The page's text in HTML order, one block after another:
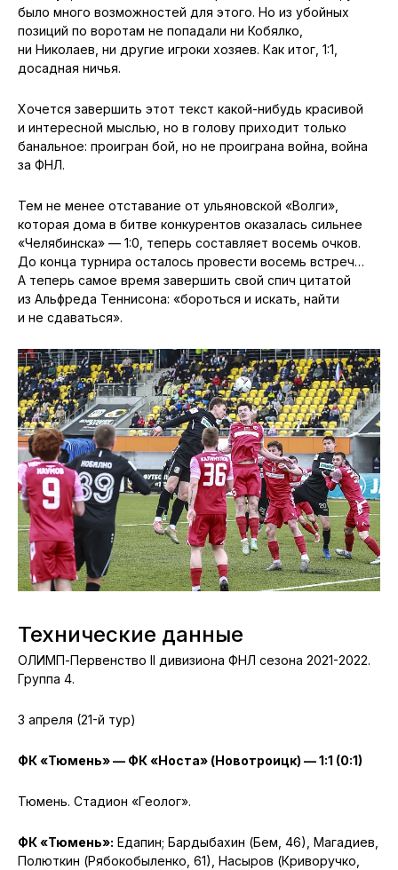
было много возможностей для этого. Но из убойных
позиций по воротам не попадали ни Кобялко,
ни Николаев, ни другие игроки хозяев. Как итог, 1:1,
досадная ничья.
Хочется завершить этот текст какой-нибудь красивой
и интересной мыслью, но в голову приходит только
банальное: проигран бой, но не проиграна война, война
за ФНЛ.
Тем не менее отставание от ульяновской «Волги»,
которая дома в битве конкурентов оказалась сильнее
«Челябинска» — 1:0, теперь составляет восемь очков.
До конца турнира осталось провести восемь встреч…
А теперь самое время завершить свой спич цитатой
из Альфреда Теннисона: «бороться и искать, найти
и не сдаваться».
Технические данные
ОЛИМП-Первенство II дивизиона ФНЛ сезона 2021-2022.
Группа 4.
3 апреля (21-й тур)
ФК «Тюмень» — ФК «Носта» (Новотроицк) — 1:1 (0:1)
Тюмень. Стадион «Геолог».
ФК «Тюмень»: Едапин; Бардыбахин (Бем, 46), Магадиев,
Полюткин (Рябокобыленко, 61), Насыров (Криворучко,